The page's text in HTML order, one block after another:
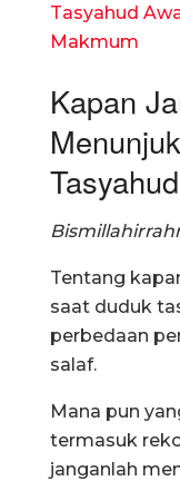
Tasyahud
Makmum
Kapan
Tentang
saat duduk
perbedaan
salaf.
Mana pun
termasuk
janganlah